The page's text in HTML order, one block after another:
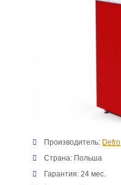
Производитель: Defro
Страна: Польша
Гарантия: 24 мес.